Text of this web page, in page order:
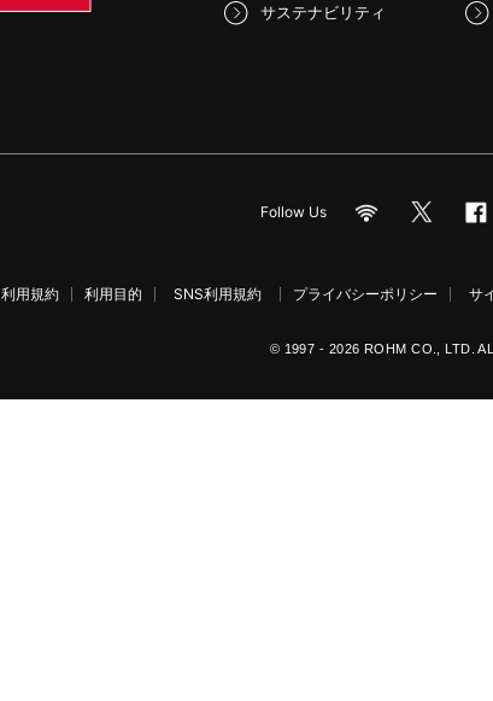
サステナビリティ
Follow Us
利用規約 利用目的 SNS利用規約 プライバシーポリシー サ
© 1997 - 2026 ROHM CO., LTD.